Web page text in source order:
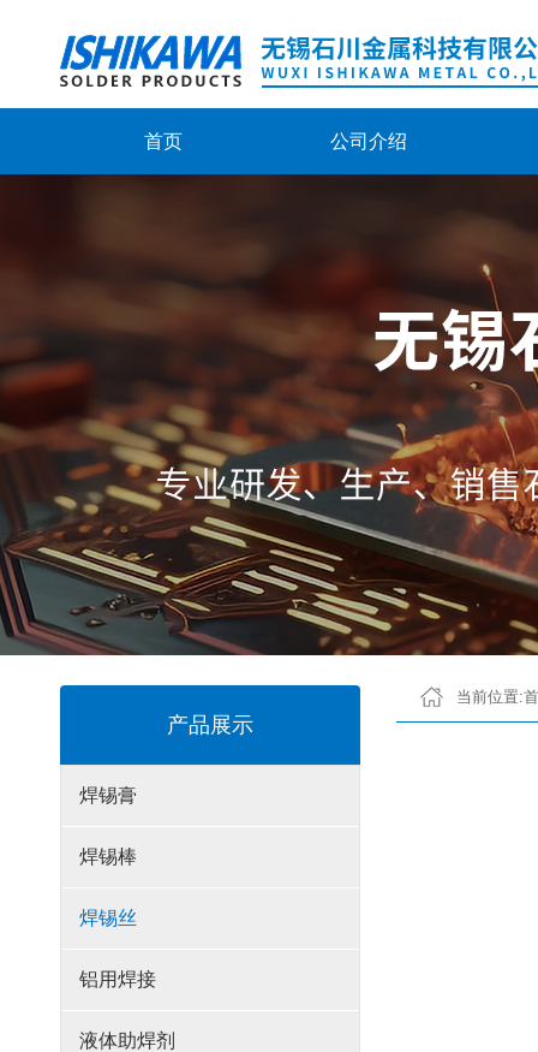
首页 公司介绍
产品展示
焊锡膏
焊锡棒
焊锡丝
铝用焊接
液体助焊剂
当前位置: